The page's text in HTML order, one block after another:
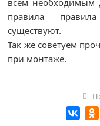
правила
существуют.
Так же советуем
при монтаже.